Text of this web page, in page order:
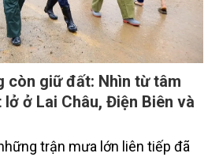
còn giữ đất: Nhìn từ tâm
ở Lai Châu, Điện Biên và
trận mưa lớn liên tiếp đã